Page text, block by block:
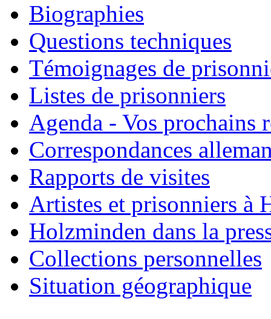
Biographies
Questions techniques
Témoignages de
Listes de prisonniers
Agenda - Vos prochains
Correspondances
Rapports de visites
Artistes et prisonniers à
Holzminden dans la
Collections personnelles
Situation géographique